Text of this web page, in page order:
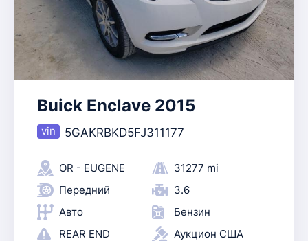
Buick Enclave 2015
5GAKRBKD5FJ311177
OR - EUGENE
31277 mi
Передний
3.6
Авто
Бензин
REAR END
Аукцион США